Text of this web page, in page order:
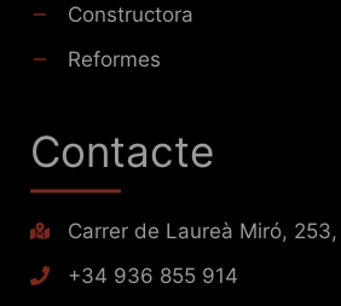
Constructora
Reformes
Contacte
Carrer de Laureà Miró,
+34 936 855 914